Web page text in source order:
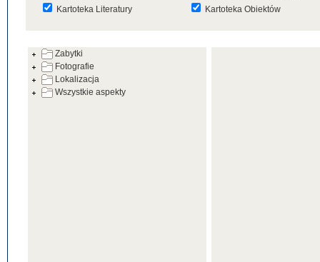
Kartoteka Literatury
Kartoteka Obiektów
Kartoteka Warsztatów
Kartoteka Zabytków
Zabytki
Fotografie
Lokalizacja
Wszystkie aspekty